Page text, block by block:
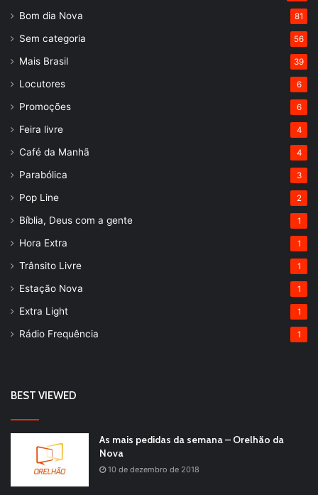
Bom dia Nova 81
Sem categoria 56
Mais Brasil 39
Locutores 6
Promoções 6
Feira livre 4
Café da Manhã 4
Parabólica 3
Pop Line 2
Bíblia, Deus com a gente 1
Hora Extra 1
Trânsito Livre 1
Estação Nova 1
Extra Light 1
Rádio Frequência 1
BEST VIEWED
As mais pedidas da semana – Orelhão da
Nova
10 de dezembro de 2018